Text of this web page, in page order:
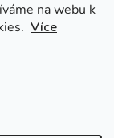
na webu k
Více